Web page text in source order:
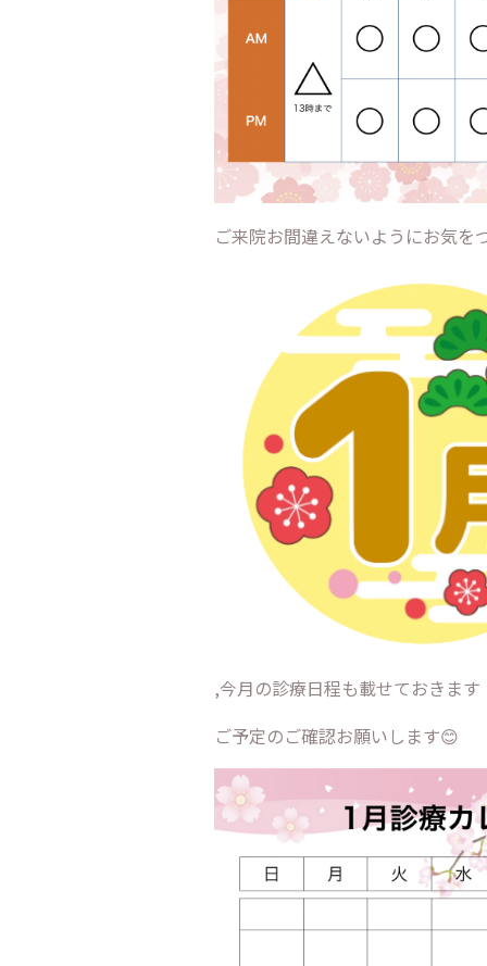
ご来院お間違えないようにお気を
,今月の診療日程も載せておきます
ご予定のご確認お願いします😊